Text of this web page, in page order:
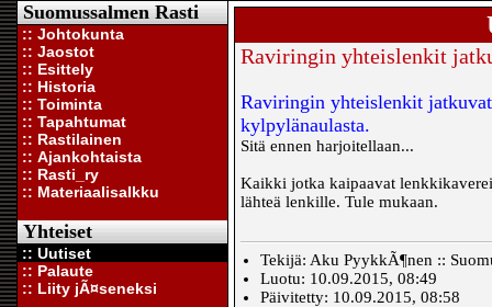
Suomussalmen Rasti
:: Johtokunta
:: Jaostot
:: Esittely
:: Historia
:: Toiminta
:: Tapahtumat
:: Rastilainen
:: Ajankohtaista
:: Rasti_ry
:: Materiaalisalkku
Yhteiset
:: Uutiset
:: Palaute
:: Liity jÃ¤seneksi
Raviringin yhteislenkit
Raviringin yhteislenkit
kylpylänaulasta.
Sitä ennen harjoitellaan...
Kaikki jotka kaipaavat
lähteä lenkille. Tule mukaan.
Tekijä: Aku PyykkÃ¶nen ::
Luotu: 10.09.2015, 08:49
Päivitetty: 10.09.2015, 08:58